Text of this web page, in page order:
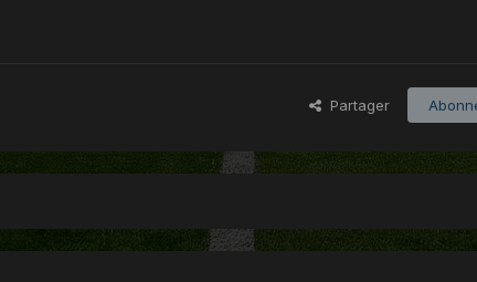
Partager